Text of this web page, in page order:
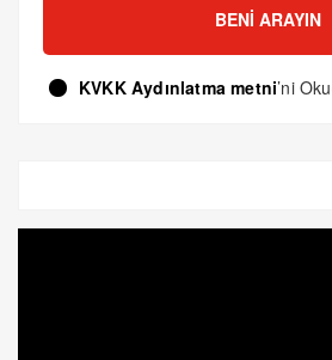
BENI ARAYIN
KVKK Aydınlatma metni’ni